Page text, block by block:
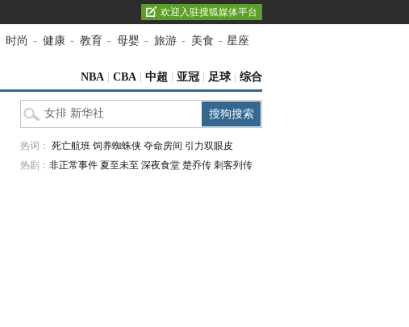
欢迎入驻搜狐媒体平台
时尚 - 健康 - 教育 - 母婴 - 旅游 - 美食 - 星座
NBA CBA 中超 亚冠 足球 综合
热词： 死亡航班 饲养蜘蛛侠 夺命房间 引力双眼皮
热剧： 非正常事件 夏至未至 深夜食堂 楚乔传 刺客列传